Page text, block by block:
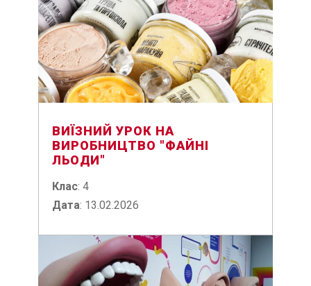
ВИЇЗНИЙ УРОК НА
ВИРОБНИЦТВО "ФАЙНІ
ЛЬОДИ"
Клас: 4
Дата: 13.02.2026